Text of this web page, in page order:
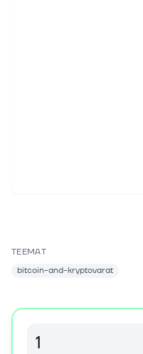
TEEMAT
bitcoin-and-kryptovarat